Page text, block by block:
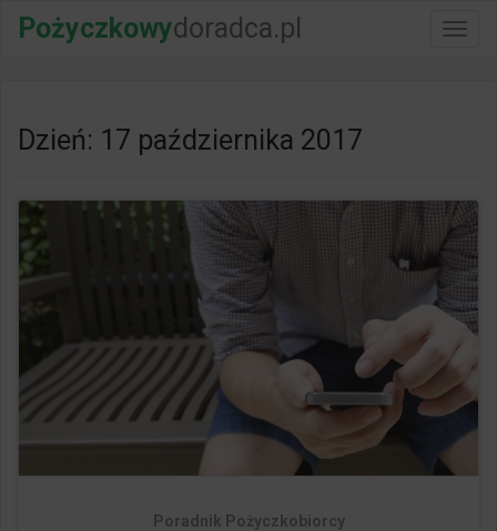
Włącz
Pożyczkowydoradca.pl
Dzień: 17 października 2017
Poradnik Pożyczkobiorcy